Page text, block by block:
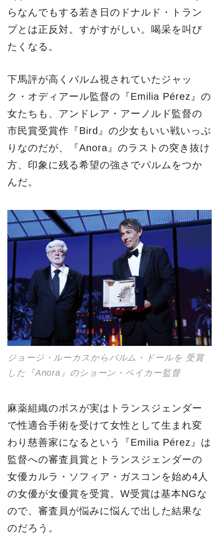
らなんでもする若き日のドナルド・トラン
プとは正反対。すがすがしい。喝采を叫び
たくなる。
下馬評が高くパルム視されていたジャッ
ク・オディアール監督の『Emilia Pérez』の
女たちも、アンドレア・アーノルド監督の
市民賞受賞作『Bird』の少女もいい戦いっぷ
りなのだが、『Anora』のラストの突き抜け
方、印象に残る希望の強さでパルムをつか
んだ。
ジョージ・ルーカスからパルム・ドールを 受賞
した『Anora』のショーン・ベイカー監督
麻薬組織のボスが実はトランスジェンダー
で性適合手術を受けて女性として生まれ変
わり慈善家になるという『Emilia Pérez』は
監督への審査員賞とトランスジェンダーの
女優カルラ・ソフィア・ガスコンを始め4人
の女優が女優賞を受賞。W受賞は基本NGな
ので、審査員が悩みに悩んで出した結果な
のだろう。